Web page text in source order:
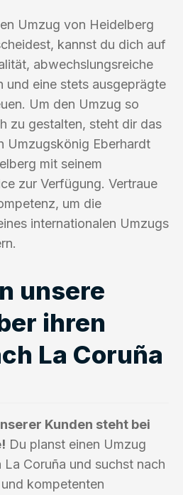
Umzug von Heidelberg
kannst du dich auf
abwechslungsreiche
und eine stets ausgeprägte
Um den Umzug so
zu gestalten, steht dir das
Umzugskönig Eberhardt
mit seinem
zur Verfügung. Vertraue
um die
internationalen Umzugs
unsere
ihren
La Coruña
Kunden steht bei
Du planst einen Umzug
Coruña und suchst nach
kompetenten